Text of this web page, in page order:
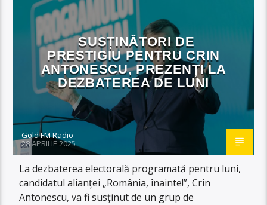
SUSȚINĂTORI DE
PRESTIGIU PENTRU CRIN
ANTONESCU, PREZENȚI LA
DEZBATEREA DE LUNI
Gold FM Radio
28 APRILIE 2025
La dezbaterea electorală programată pentru luni,
candidatul alianței „România, înainte!”, Crin
Antonescu, va fi susținut de un grup de